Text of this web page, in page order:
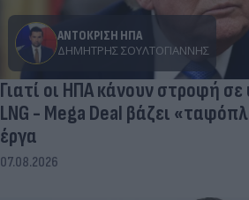
ΑΝΤΟΚΡΙΣΗ ΗΠΑ
ΔΗΜΉΤΡΗΣ ΣΟΥΛΤΟΓΙΆΝΝΗΣ
Γιατί οι ΗΠΑ κάνουν στροφή σε
LNG - Mega Deal βάζει
έργα
07.08.2026